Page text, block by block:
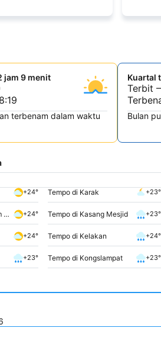
jam 9 menit
terbenam dalam waktu
Kuartal
Terbit
Bulan
+24° Tempo di Karak +23°
Tempo di Kasang Kulim Dua +24° Tempo di Kasang Mesjid +23°
+24° Tempo di Kelakan +24°
+23° Tempo di Kongslampat +23°